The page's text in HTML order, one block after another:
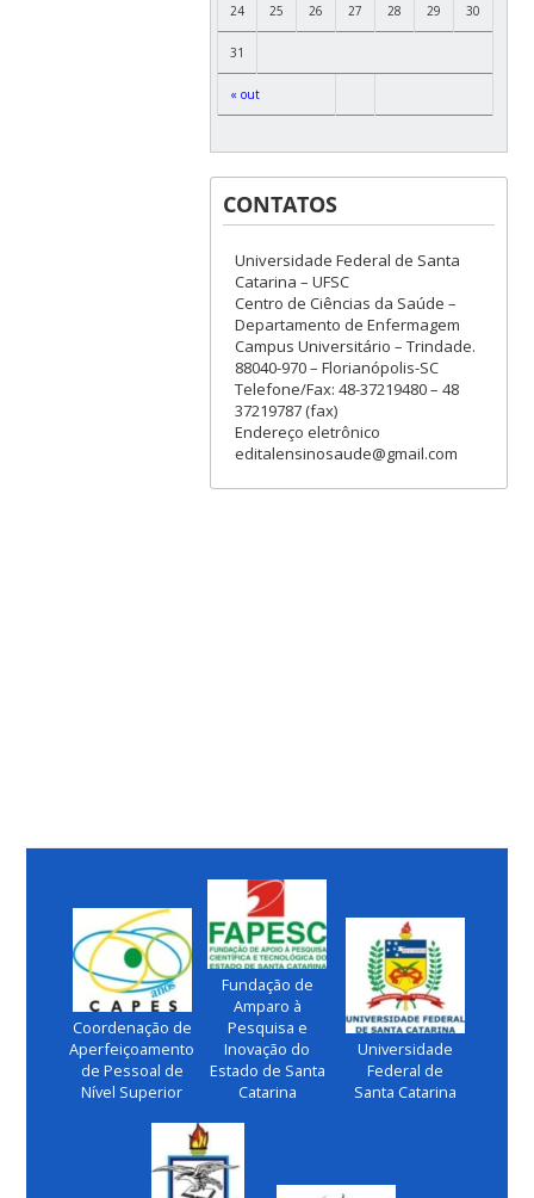
« out
24 25 26 27 28 29 30
31
CONTATOS
Universidade Federal de Santa
Catarina – UFSC
Centro de Ciências da Saúde –
Departamento de Enfermagem
Campus Universitário – Trindade.
88040-970 – Florianópolis-SC
Telefone/Fax: 48-37219480 – 48
37219787 (fax)
Endereço eletrônico
editalensinosaude@gmail.com
Coordenação de
Aperfeiçoamento
de Pessoal de
Nível Superior
Fundação de
Amparo à
Pesquisa e
Inovação do
Estado de Santa
Catarina
Universidade
Federal de
Santa Catarina